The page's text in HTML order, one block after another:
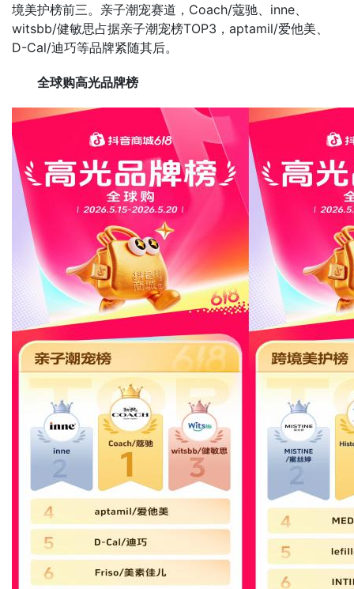
境美护榜前三。亲子潮宠赛道，Coach/蔻驰、inne、
witsbb/健敏思占据亲子潮宠榜TOP3，aptamil/爱他美、
D-Cal/迪巧等品牌紧随其后。
全球购高光品牌榜